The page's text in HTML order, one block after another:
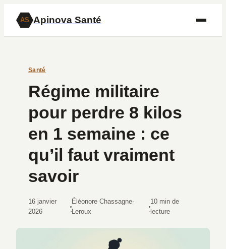
AS Apinova Santé
Santé
Régime militaire
pour perdre 8 kilos
en 1 semaine : ce
qu’il faut vraiment
savoir
16 janvier
2026
·
Éléonore Chassagne-
Leroux
·
10 min de
lecture